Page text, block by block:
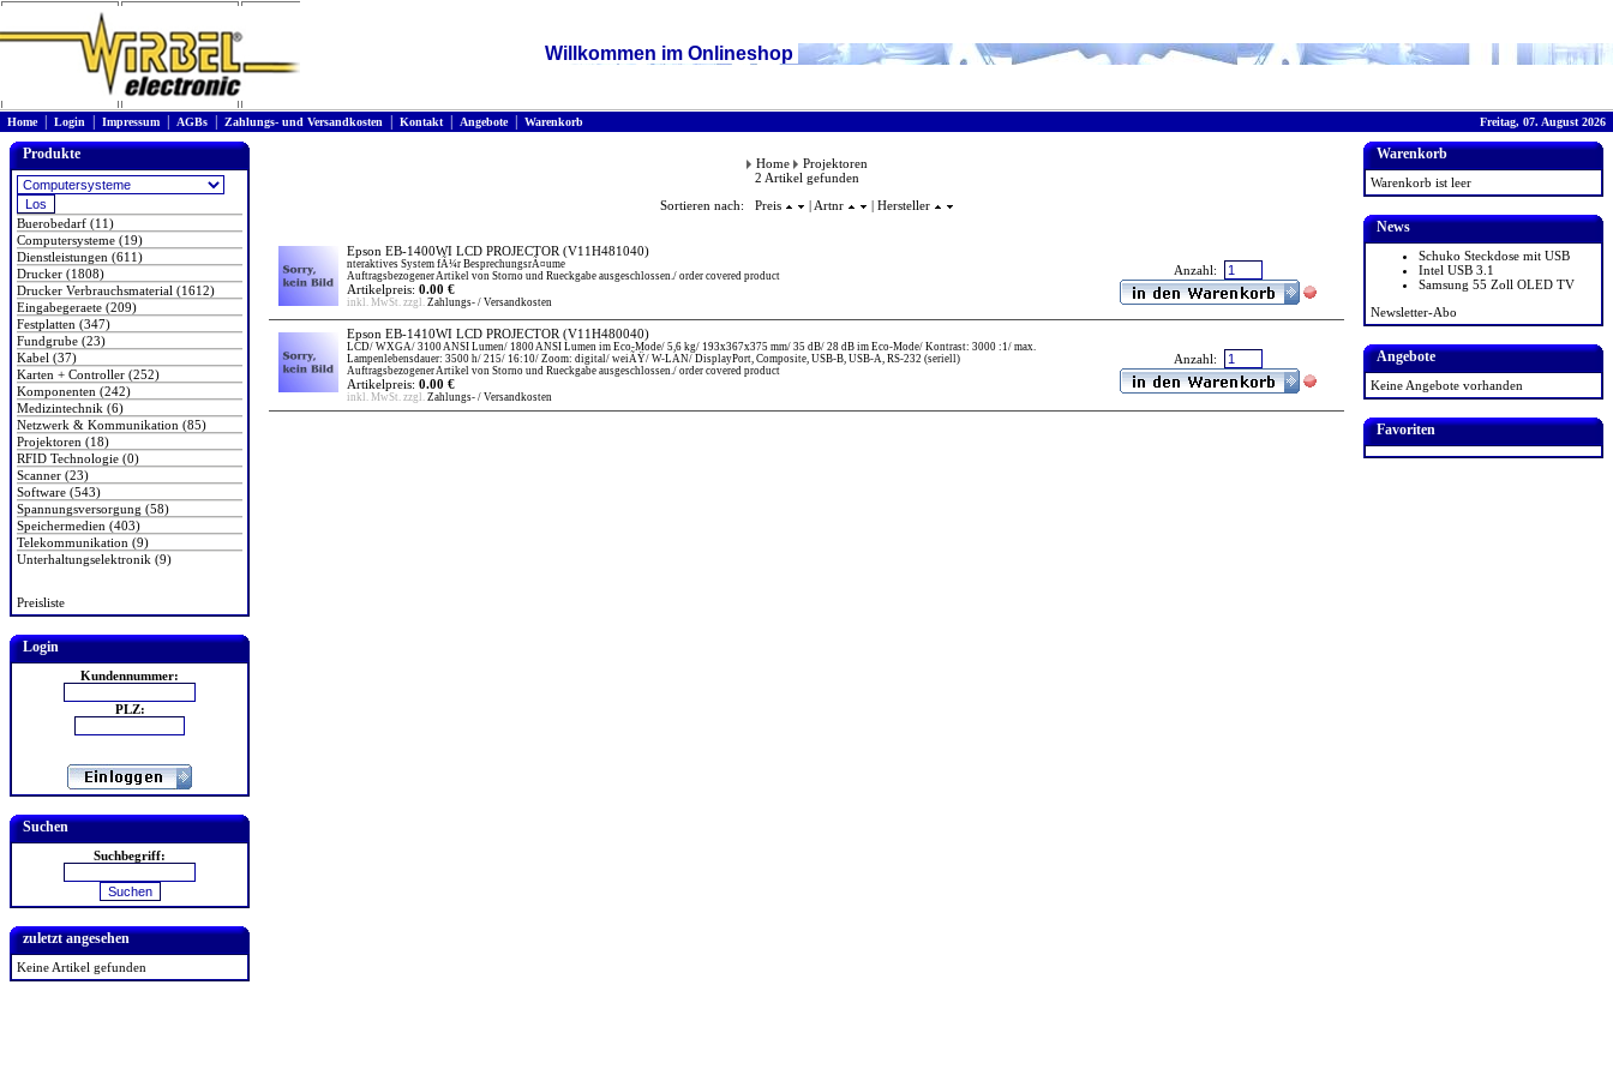
Willkommen im Onlineshop
Home| Login Impressum AGBs Zahlungs- und Versandkosten Kontakt| Angebote| Warenkorb Freitag, 07. August 2026
Produkte
Buerobedarf (11)
Computersysteme (19)
Dienstleistungen (611)
Drucker (1808)
Drucker Verbrauchsmaterial (1612)
Eingabegeraete (209)
Festplatten (347)
Fundgrube (23)
Kabel (37)
Karten + Controller (252)
Komponenten (242)
Medizintechnik (6)
Netzwerk & Kommunikation (85)
Projektoren (18)
RFID Technologie (0)
Scanner (23)
Software (543)
Spannungsversorgung (58)
Speichermedien (403)
Telekommunikation (9)
Unterhaltungselektronik (9)
Preisliste
Login
Kundennummer:
PLZ:
Suchen
Suchbegriff:
zuletzt angesehen
Keine Artikel gefunden
Home
Projektoren
2 Artikel gefunden
Sortieren nach: Preis
| Artnr | Hersteller
Epson EB-1400WI LCD PROJECTOR(V11H481040)
nteraktives System fÃ¼r BesprechungsrÃ¤ume
Auftragsbezogener Artikel von Storno und Rueckgabe ausgeschlossen./ order covered product
Artikelpreis: 0.00 €
inkl. MwSt. zzgl. Zahlungs- / Versandkosten
Anzahl:
Epson EB-1410WI LCD PROJECTOR(V11H480040)
LCD/ WXGA/ 3100 ANSI Lumen/ 1800 ANSI Lumen im Eco-Mode/ 5,6 kg/ 193x367x375 mm/ 35 dB/ 28 dB im Eco-Mode/ Kontrast: 3000 :1/ max.
Lampenlebensdauer: 3500 h/ 215/ 16:10/ Zoom: digital/ weiÃŸ/ W-LAN/ DisplayPort, Composite, USB-B, USB-A, RS-232 (seriell)
Auftragsbezogener Artikel von Storno und Rueckgabe ausgeschlossen./ order covered product
Artikelpreis: 0.00 €
inkl. MwSt. zzgl. Zahlungs- / Versandkosten
Anzahl:
Warenkorb
Warenkorb ist leer
News
Schuko Steckdose mit USB
Intel USB 3.1
Samsung 55 Zoll OLED TV
Newsletter-Abo
Angebote
Keine Angebote vorhanden
Favoriten